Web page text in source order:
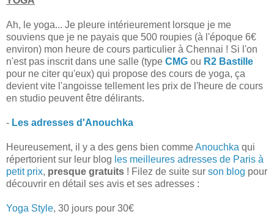
Ah, le yoga... Je pleure intérieurement lorsque je me
souviens que je ne payais que 500 roupies (à l'époque 6€
environ) mon heure de cours particulier à Chennai ! Si l'on
n'est pas inscrit dans une salle (type CMG ou R2 Bastille
pour ne citer qu'eux) qui propose des cours de yoga, ça
devient vite l'angoisse tellement les prix de l'heure de cours
en studio peuvent être délirants.
- Les adresses d'Anouchka
Heureusement, il y a des gens bien commeAnouchka qui
répertorient sur leur blog les meilleures adresses de Paris à
petit prix, presque gratuits ! Filez de suite sur son blog pour
découvrir en détail ses avis et ses adresses :
Yoga Style, 30 jours pour 30€